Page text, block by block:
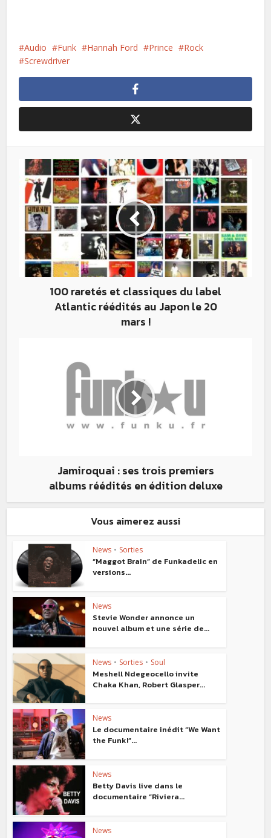
Audio Funk Hannah Ford Prince
Rock
Screwdriver
100 raretés et classiques du label
Atlantic réédités au Japon le 20
mars !
Jamiroquai : ses trois premiers
albums réédités en édition deluxe
Vous aimerez aussi
News • Sorties
“Maggot Brain” de Funkadelic en
versions...
News
Stevie Wonder annonce un
nouvel album et une série de...
News • Sorties • Soul
Meshell Ndegeocello invite
Chaka Khan, Robert Glasper...
News
Le documentaire inédit “We Want
the Funk!”...
News
Betty Davis live dans le
documentaire “Riviera...
News